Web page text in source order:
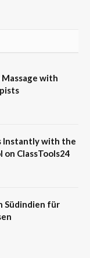
Massage with
Instantly with the
on ClassTools24
Südindien für